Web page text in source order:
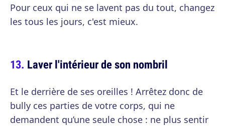
Pour ceux qui ne se lavent pas du tout, changez
les tous les jours, c'est mieux.
Laver l'intérieur de son nombril
Et le derrière de ses oreilles ! Arrêtez donc de
bully ces parties de votre corps, qui ne
demandent qu’une seule chose : ne plus sentir